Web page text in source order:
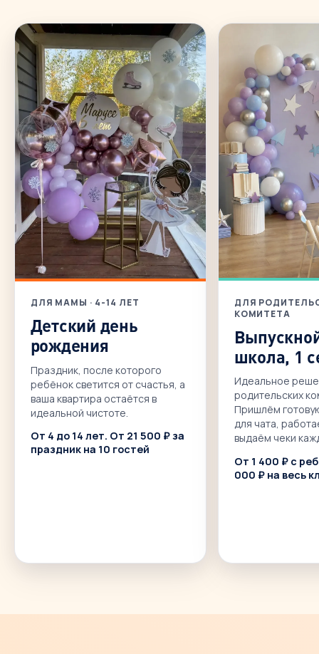
ДЛЯ МАМЫ · 4-14 ЛЕТ
Детский день
рождения
Праздник, после которого
ребёнок светится от счастья, а
ваша квартира остаётся в
идеальной чистоте.
От 4 до 14 лет. От 21 500 ₽ за
праздник на 10 гостей
ДЛЯ
КОМИТЕТА
школа, 1
Идеальное
родительских
Пришлём
для чата,
выдаём чеки
От 1 400 ₽ с
000 ₽ на весь